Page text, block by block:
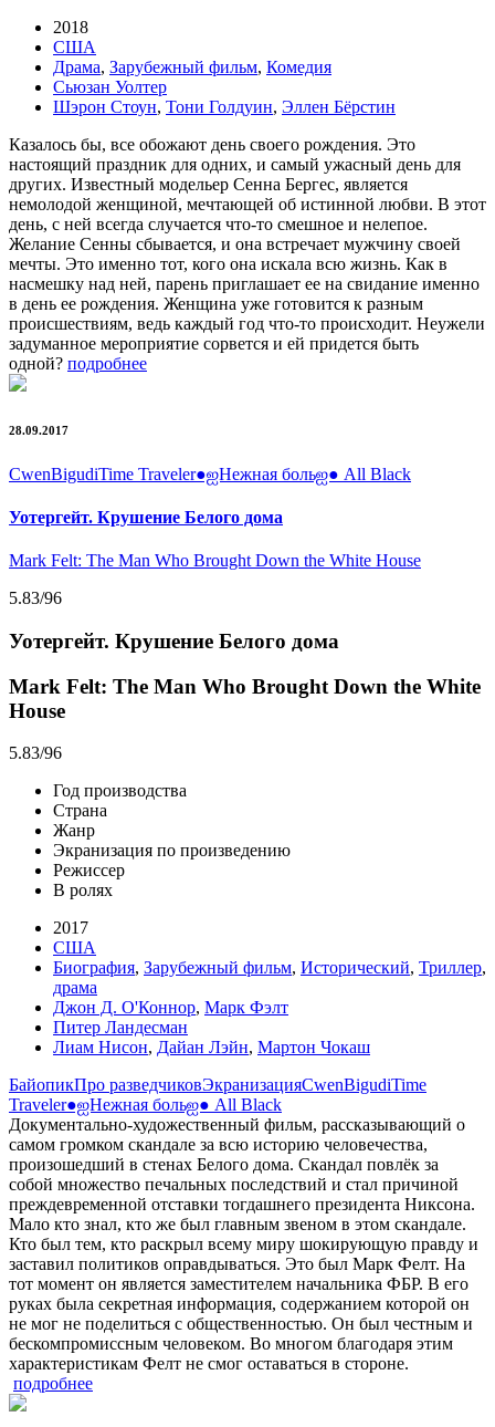
2018
США
Драма, Зарубежный фильм, Комедия
Сьюзан Уолтер
Шэрон Стоун, Тони Голдуин, Эллен Бёрстин
Казалось бы, все обожают день своего рождения. Это
настоящий праздник для одних, и самый ужасный день для
других. Известный модельер Сенна Бергес, является
немолодой женщиной, мечтающей об истинной любви. В этот
день, с ней всегда случается что-то смешное и нелепое.
Желание Сенны сбывается, и она встречает мужчину своей
мечты. Это именно тот, кого она искала всю жизнь. Как в
насмешку над ней, парень приглашает ее на свидание именно
в день ее рождения. Женщина уже готовится к разным
происшествиям, ведь каждый год что-то происходит. Неужели
задуманное мероприятие сорвется и ей придется быть
одной? подробнее
28.09.2017
CwenBigudiTime Traveler●ஐНежная больஐ● All Black
Уотергейт. Крушение Белого дома
Mark Felt: The Man Who Brought Down the White House
5.83/96
Уотергейт. Крушение Белого дома
Mark Felt: The Man Who Brought Down the White
House
5.83/96
Год производства
Страна
Жанр
Экранизация по произведению
Режиссер
В ролях
2017
США
Биография, Зарубежный фильм, Исторический, Триллер,
драма
Джон Д. О'Коннор, Марк Фэлт
Питер Ландесман
Лиам Нисон, Дайан Лэйн, Мартон Чокаш
БайопикПро разведчиковЭкранизацияCwenBigudiTime
Traveler●ஐНежная больஐ● All Black
Документально-художественный фильм, рассказывающий о
самом громком скандале за всю историю человечества,
произошедший в стенах Белого дома. Скандал повлёк за
собой множество печальных последствий и стал причиной
преждевременной отставки тогдашнего президента Никсона.
Мало кто знал, кто же был главным звеном в этом скандале.
Кто был тем, кто раскрыл всему миру шокирующую правду и
заставил политиков оправдываться. Это был Марк Фелт. На
тот момент он является заместителем начальника ФБР. В его
руках была секретная информация, содержанием которой он
не мог не поделиться с общественностью. Он был честным и
бескомпромиссным человеком. Во многом благодаря этим
характеристикам Фелт не смог оставаться в стороне.
подробнее